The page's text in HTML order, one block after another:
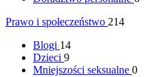
Prawo i społeczeństwo 214
Blogi 14
Dzieci 9
Mniejszości seksualne 0